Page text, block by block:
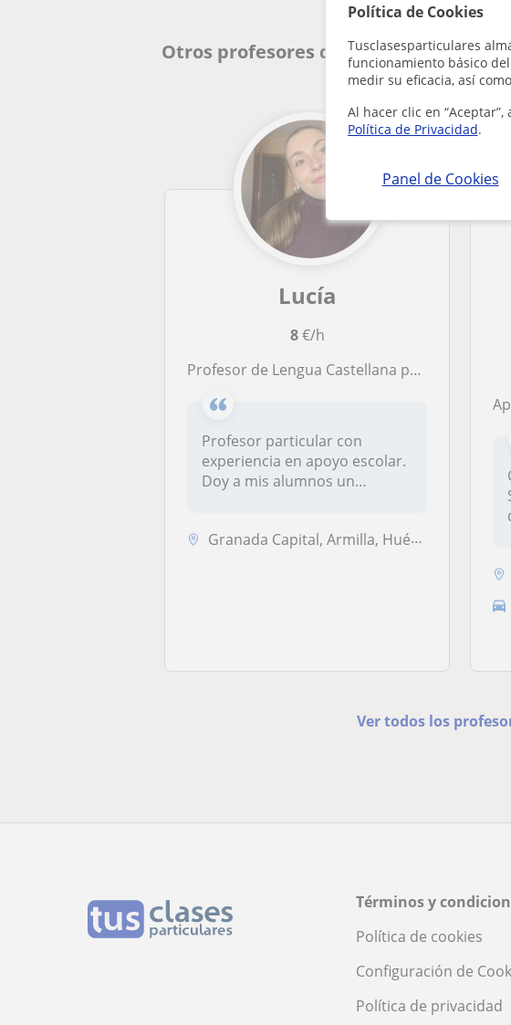
Política de Cookies
Tusclasesparticulares
funcionamiento básico
medir su eficacia, así
Al hacer clic en
Política de Privacidad.
Panel de Cookies
Otros profesores de Lengua
Lucía
8€/h
Profesor de Lengua Castellana para todas las edades; además, también puedo dar clases de otras asignaturas.
Profesor particular con
experiencia en apoyo escolar.
Doy a mis alumnos un
Granada Capital, Armilla, Huétor Vega, Jun, Maracena, Pulianas
Ver todos los
Términos y
Política de cookies
Configuración de
Política de privacidad